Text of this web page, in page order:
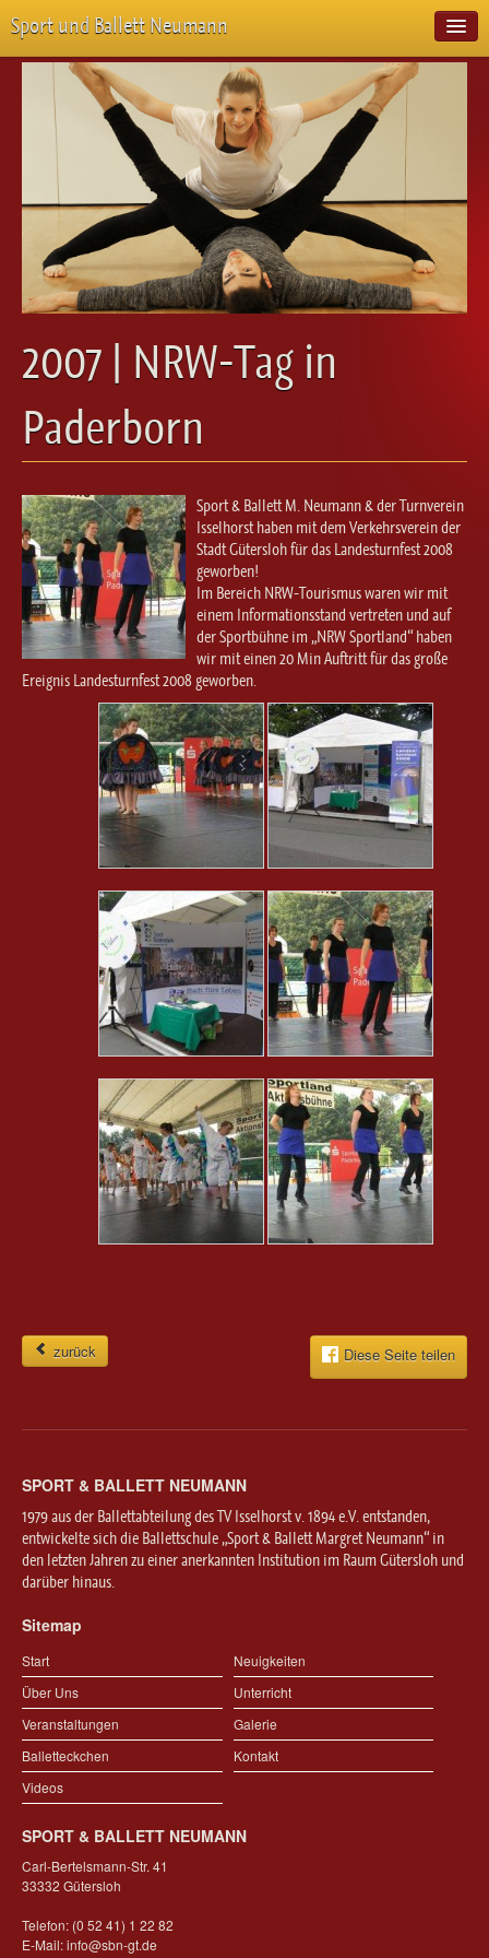
Sport und Ballett Neumann
Start
Neuigkeiten
Über Uns
Veranstaltungen
Emotion Pur
Meisterschaften
Projekte
Vorstellungen
Galerie
Kontakt
Videos
Ballett für Erwachsene / Jugendliche
Kreative Früherziehung / Kinderballett
Modern / Jazz / Contemporary
Steptanz
Urban Dance
2007 | NRW-Tag in
Paderborn
Sport & Ballett M. Neumann & der Turnverein
Isselhorst haben mit dem Verkehrsverein der
Stadt Gütersloh für das Landesturnfest 2008
geworben!
Im Bereich NRW-Tourismus waren wir mit
einem Informationsstand vertreten und auf
der Sportbühne im „NRW Sportland“ haben
wir mit einen 20 Min Auftritt für das große
Ereignis Landesturnfest 2008 geworben.
zurück Diese Seite teilen
SPORT & BALLETT NEUMANN
1979 aus der Ballettabteilung des TV Isselhorst v. 1894 e.V. entstanden,
entwickelte sich die Ballettschule „Sport & Ballett Margret Neumann“ in
den letzten Jahren zu einer anerkannten Institution im Raum Gütersloh und
darüber hinaus.
Sitemap
Start
Neuigkeiten
Über Uns
Unterricht
Veranstaltungen
Galerie
Balletteckchen
Kontakt
Videos
SPORT & BALLETT NEUMANN
Carl-Bertelsmann-Str. 41
33332 Gütersloh
Telefon: (0 52 41) 1 22 82
E-Mail:info@sbn-gt.de